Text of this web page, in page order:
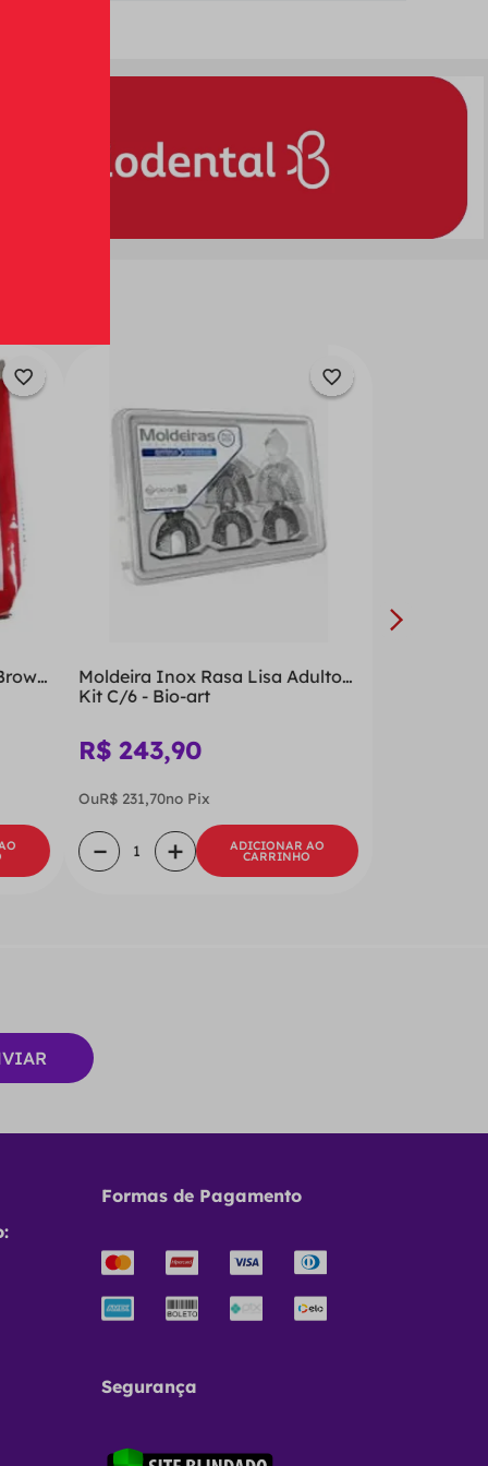
Moldeira Inox Rasa Lisa Adulto
Kit C/6 - Bio-art
R$ 243,90
OuR$ 231,70no Pix
＋
－ ADICIONAR AO
CARRINHO
Formas de Pagamento
Segurança